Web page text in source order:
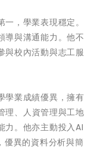
，學業表現穩定。
導與溝通能力。他不
與校內活動與志工服
學業成績優異，擁有
、人資管理與工地
力。他亦主動投入AI
優異的資料分析與簡